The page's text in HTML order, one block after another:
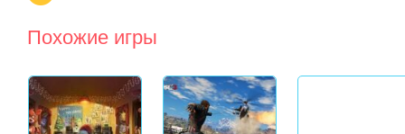
Похожие игры